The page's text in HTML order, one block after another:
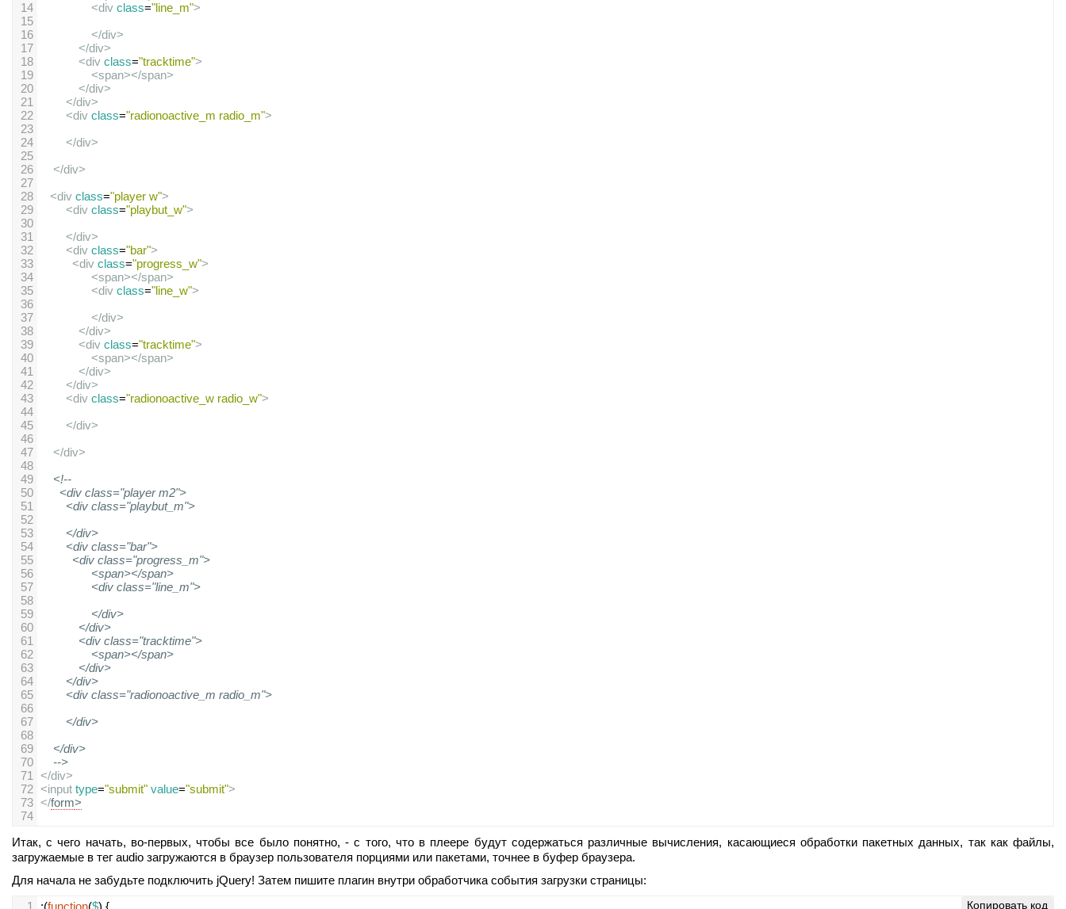
14
<div class="line_m">
15
16
</div>
17
</div>
18
<div class="tracktime">
19
<span></span>
20
</div>
21
</div>
22
<div class="radionoactive_m radio_m">
23
24
</div>
25
26
</div>
27
28
<div class="player w">
29
<div class="playbut_w">
30
31
</div>
32
<div class="bar">
33
<div class="progress_w">
34
<span></span>
35
<div class="line_w">
36
37
</div>
38
</div>
39
<div class="tracktime">
40
<span></span>
41
</div>
42
</div>
43
<div class="radionoactive_w radio_w">
44
45
</div>
46
47
</div>
48
49
<!--
50
<div class="player m2">
51
<div class="playbut_m">
52
53
</div>
54
<div class="bar">
55
<div class="progress_m">
56
<span></span>
57
<div class="line_m">
58
59
</div>
60
</div>
61
<div class="tracktime">
62
<span></span>
63
</div>
64
</div>
65
<div class="radionoactive_m radio_m">
66
67
</div>
68
69
</div>
70
-->
71
</div>
72 <input type="submit" value="submit">
73 </form>
74
Итак, с чего начать, во-первых, чтобы все было понятно, - с того, что в плеере будут содержаться различные вычисления, касающиеся обработки пакетных данных, так как файлы,
загружаемые в тег audio загружаются в браузер пользователя порциями или пакетами, точнее в буфер браузера.
Для начала не забудьте подключить jQuery! Затем пишите плагин внутри обработчика события загрузки страницы:
1
;(function($) { Копировать код